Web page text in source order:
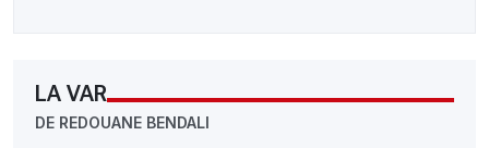
LA VAR
DE REDOUANE BENDALI